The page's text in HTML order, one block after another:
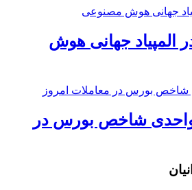
جهانی هوش
هزار واحدی شاخص بورس در